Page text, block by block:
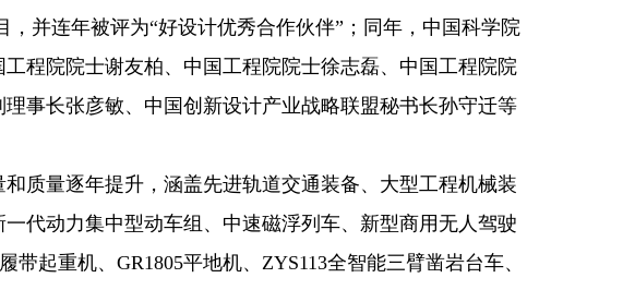
并连年被评为“好设计优秀合作伙伴”；同年，中国科学院
程院院士谢友柏、中国工程院院士徐志磊、中国工程院院
事长张彦敏、中国创新设计产业战略联盟秘书长孙守迁等
量逐年提升，涵盖先进轨道交通装备、大型工程机械装
代动力集中型动车组、中速磁浮列车、新型商用无人驾驶
起重机、GR1805平地机、ZYS113全智能三臂凿岩台车、